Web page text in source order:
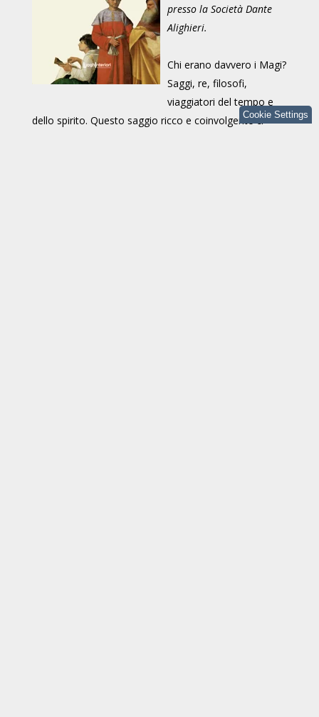
presso la Società Dante
Alighieri.
Chi erano davvero i Magi?
Saggi, re, filosofi,
viaggiatori del tempo e
dello spirito. Questo saggio ricco e coinvolgente ciCookie Settings